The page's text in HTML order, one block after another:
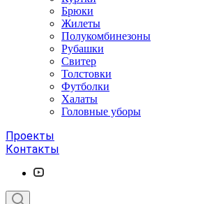
Брюки
Жилеты
Полукомбинезоны
Рубашки
Свитер
Толстовки
Футболки
Халаты
Головные уборы
Проекты
Контакты